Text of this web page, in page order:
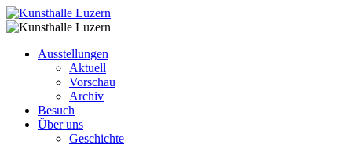
Ausstellungen
Aktuell
Vorschau
Archiv
Besuch
Über uns
Geschichte